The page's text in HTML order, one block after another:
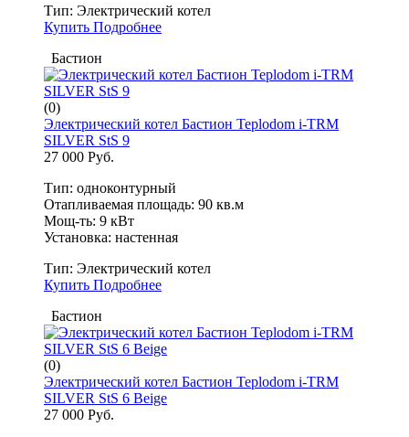
Тип: Электрический котел
Купить Подробнее
Бастион
(0)
Электрический котел Бастион Teplodom i-TRM
SILVER StS 9
27 000 Руб.
Тип: одноконтурный
Отапливаемая площадь: 90 кв.м
Мощ-ть: 9 кВт
Установка: настенная
Тип: Электрический котел
Купить Подробнее
Бастион
(0)
Электрический котел Бастион Teplodom i-TRM
SILVER StS 6 Beige
27 000 Руб.